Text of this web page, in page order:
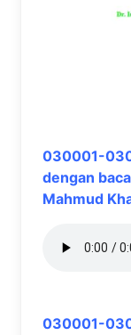
030001-
dengan
Mahmud
030001-